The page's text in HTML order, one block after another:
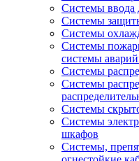
Системы ввода
Системы
Системы
Системы
системы
Системы
Системы
Системы
Системы
шкафов
Системы,